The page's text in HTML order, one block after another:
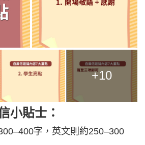
+10
小貼士：
字，英文則約250–300